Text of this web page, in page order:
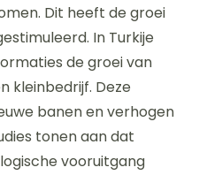
Dit heeft de groei
In Turkije
de groei van
kleinbedrijf. Deze
banen en verhogen
tonen aan dat
vooruitgang